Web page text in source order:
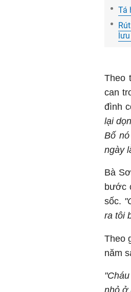
Tá
Theo
can
đình
lại
Bố
ngày
Bà
bước
sốc.
ra tôi
Theo
năm
nhỏ ở